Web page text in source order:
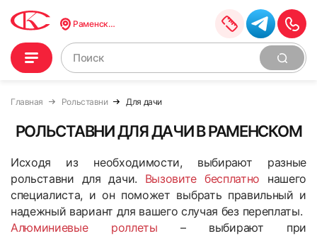
Раменское
Главная Рольставни Для дачи
РОЛЬСТАВНИ ДЛЯ ДАЧИ В РАМЕНСКОМ
Исходя из необходимости, выбирают разные
рольставни для дачи. Вызовите бесплатно нашего
специалиста, и он поможет выбрать правильный и
надежный вариант для вашего случая без переплаты.
Алюминиевые роллеты – выбирают при